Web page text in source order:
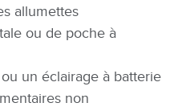
allumettes
ou de poche à
un éclairage à batterie
non